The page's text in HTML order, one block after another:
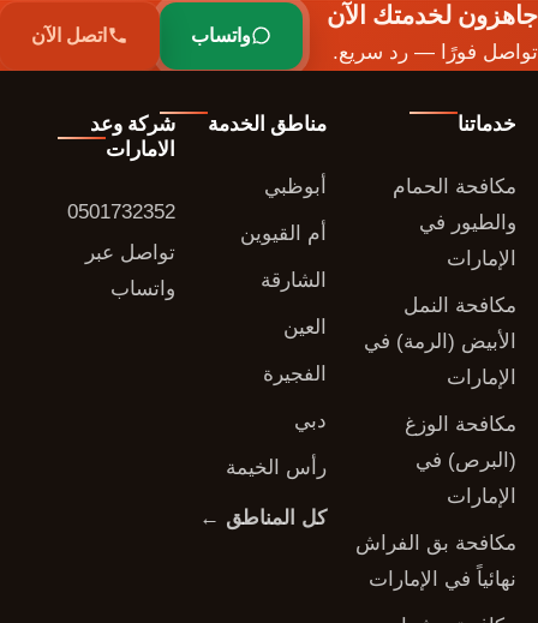
جاهزون لخدمتك الآن
تواصل فورًا — رد سريع.
واتساب اتصل الآن
خدماتنا
مكافحة الحمام
والطيور في
الإمارات
مكافحة النمل
الأبيض (الرمة) في
الإمارات
مكافحة الوزغ
(البرص) في
الإمارات
مكافحة بق الفراش
نهائياً في الإمارات
مناطق الخدمة
أبوظبي
أم القيوين
الشارقة
العين
الفجيرة
دبي
رأس الخيمة
كل المناطق ←
شركة وعد
الامارات
0501732352
تواصل عبر
واتساب